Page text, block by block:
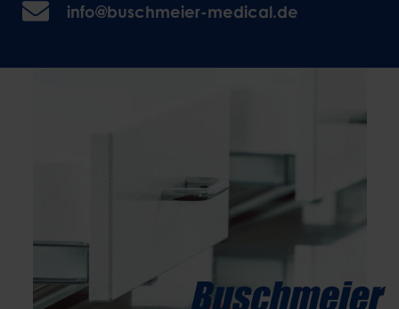
info@buschmeier-medical.de